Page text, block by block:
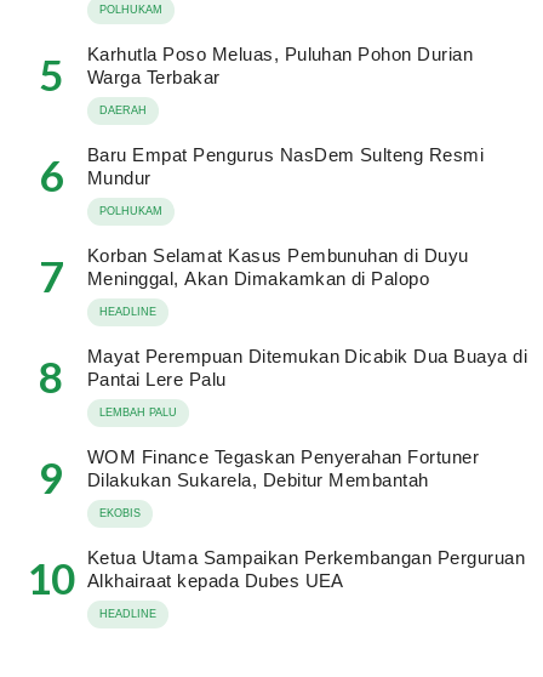
POLHUKAM
5
Karhutla Poso Meluas, Puluhan Pohon Durian
Warga Terbakar
DAERAH
6
Baru Empat Pengurus NasDem Sulteng Resmi
Mundur
POLHUKAM
7
Korban Selamat Kasus Pembunuhan di Duyu
Meninggal, Akan Dimakamkan di Palopo
HEADLINE
8
Mayat Perempuan Ditemukan Dicabik Dua Buaya di
Pantai Lere Palu
LEMBAH PALU
9
WOM Finance Tegaskan Penyerahan Fortuner
Dilakukan Sukarela, Debitur Membantah
EKOBIS
10
Ketua Utama Sampaikan Perkembangan Perguruan
Alkhairaat kepada Dubes UEA
HEADLINE